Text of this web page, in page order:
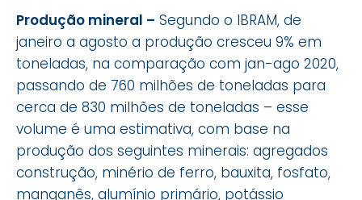
Produção mineral – Segundo o IBRAM, de
janeiro a agosto a produção cresceu 9% em
toneladas, na comparação com jan-ago 2020,
passando de 760 milhões de toneladas para
cerca de 830 milhões de toneladas – esse
volume é uma estimativa, com base na
produção dos seguintes minerais: agregados
construção, minério de ferro, bauxita, fosfato,
manganês, alumínio primário, potássio